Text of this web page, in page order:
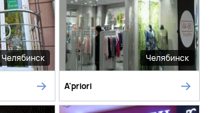
Челябинск Челябинск
A'priori